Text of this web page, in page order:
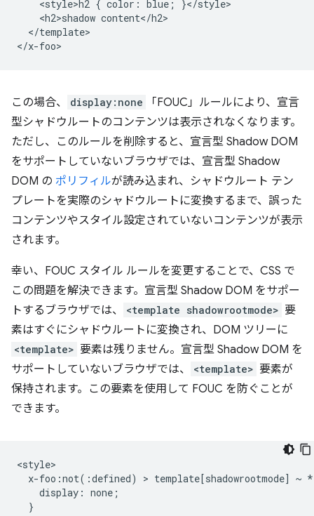
    <style>h2 { color: blue; }</style>
    <h2>shadow content</h2>
  </template>
この場合、 display:none
「FOUC」ルールにより、宣言
型シャドウルートのコンテンツは表示されなくなります。
ただし、このルールを削除すると、宣言型 Shadow DOM
をサポートしていないブラウザでは、宣言型 Shadow
DOM の ポリフィルが読み込まれ、シャドウルート テン
プレートを実際のシャドウルートに変換するまで、誤った
コンテンツやスタイル設定されていないコンテンツが表示
されます。
幸い、FOUC スタイル ルールを変更することで、CSS で
この問題を解決できます。宣言型 Shadow DOM をサポー
トするブラウザでは、
<template shadowrootmode> 要
素はすぐにシャドウルートに変換され、DOM ツリーに
<template> 要素は残りません。宣言型 Shadow DOM を
サポートしていないブラウザでは、
<template> 要素が
保持されます。この要素を使用して FOUC を防ぐことが
できます。
<style>
x-foo:not(:defined) > template[shadowrootmode] ~
    display: none;
  }